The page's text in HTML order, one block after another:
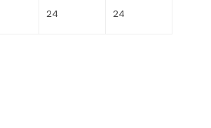
24 24